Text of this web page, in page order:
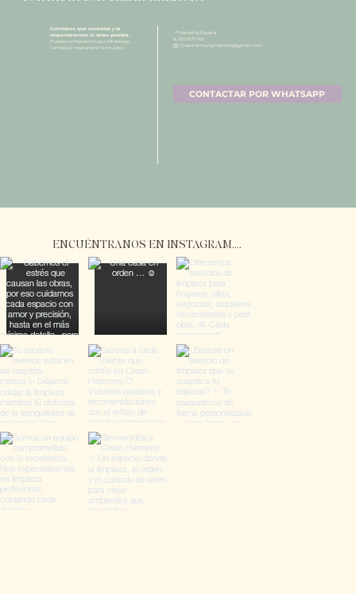
Cuéntanos qué necesitas y te
responderemos lo antes posible.
Puedes contactarnos por WhatsApp,
llamada o mediante el formulario.
📍 Marbella, España
📞 605 870 163
✉️ Cleanharmonymarbella@gmail.com
CONTACTAR POR WHATSAPP
ENCUÉNTRANOS EN INSTAGRAM....